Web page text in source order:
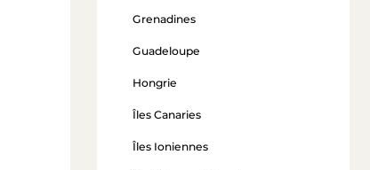
Grenadines
Guadeloupe
Hongrie
Îles Canaries
Îles Ioniennes